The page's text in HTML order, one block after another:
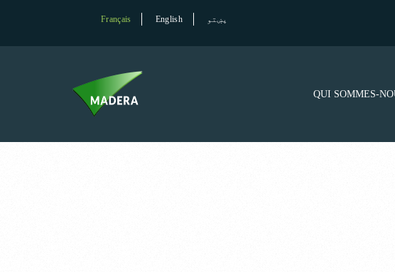
Français English پښتو
QUI SOMMES-